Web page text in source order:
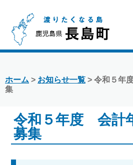
ホーム > お知らせ一覧 > 令和５年
集
令和５年度 会計
募集